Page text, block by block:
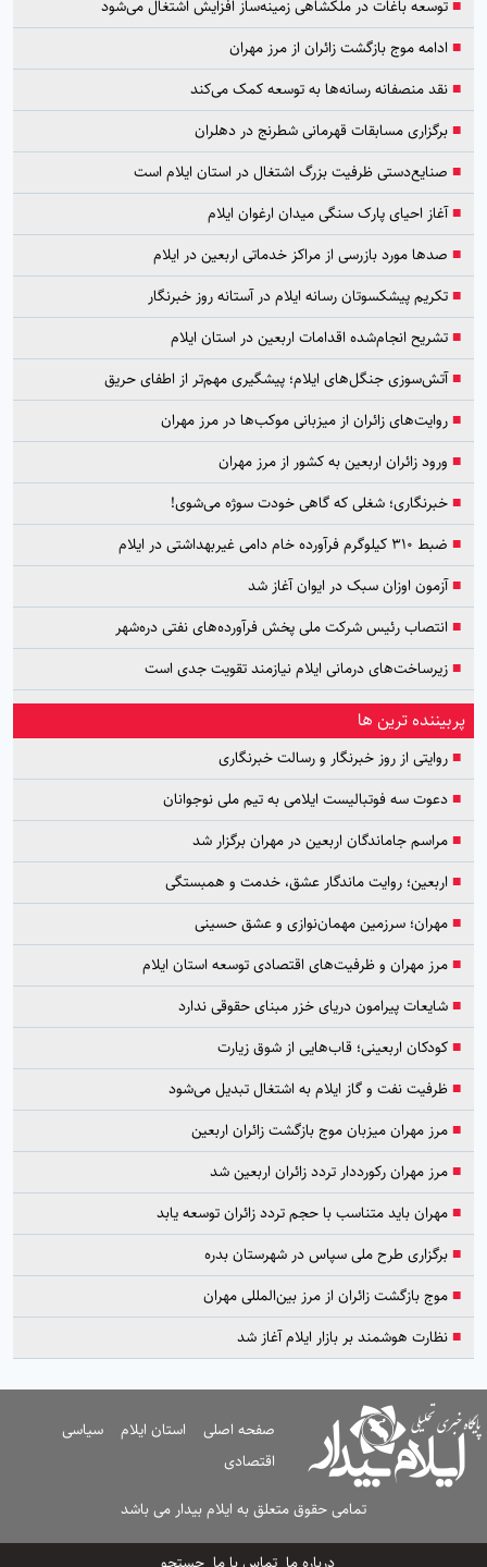
■توسعه باغات در ملکشاهی زمینه‌ساز افزایش اشتغال می‌شود
■ ادامه موج بازگشت زائران از مرز مهران
■نقد منصفانه رسانه‌ها به توسعه کمک می‌کند
■برگزاری مسابقات قهرمانی شطرنج در دهلران
■ صنایع‌دستی ظرفیت بزرگ اشتغال در استان ایلام است
■آغاز احیای پارک سنگی میدان ارغوان ایلام
■ صدها مورد بازرسی از مراکز خدماتی اربعین در ایلام
■تکریم پیشکسوتان رسانه ایلام در آستانه روز خبرنگار
■تشریح انجام‌شده اقدامات اربعین در استان ایلام
■آتش‌سوزی جنگل‌های ایلام؛ پیشگیری مهم‌تر از اطفای حریق
■روایت‌های زائران از میزبانی موکب‌ها در مرز مهران
■ ورود زائران اربعین به کشور از مرز مهران
■خبرنگاری؛ شغلی که گاهی خودت سوژه می‌شوی!
■ ضبط ۳۱۰ کیلوگرم فرآورده خام دامی غیربهداشتی در ایلام
■آزمون اوزان سبک در ایوان آغاز شد
■ انتصاب رئیس شرکت ملی پخش فرآورده‌های نفتی دره‌شهر
■زیرساخت‌های درمانی ایلام نیازمند تقویت جدی است
پربیننده ترین ها
■روایتی از روز خبرنگار و رسالت خبرنگاری
■دعوت سه فوتبالیست ایلامی به تیم ملی نوجوانان
■مراسم جاماندگان اربعین در مهران برگزار شد
■ اربعین؛ روایت ماندگار عشق، خدمت و همبستگی
■مهران؛ سرزمین مهمان‌نوازی و عشق حسینی
■مرز مهران و ظرفیت‌های اقتصادی توسعه استان ایلام
■شایعات پیرامون دریای خزر مبنای حقوقی ندارد
■کودکان اربعینی؛ قاب‌هایی از شوق زیارت
■ظرفیت نفت و گاز ایلام به اشتغال تبدیل می‌شود
■مرز مهران میزبان موج بازگشت زائران اربعین
■مرز مهران رکورددار تردد زائران اربعین شد
■مهران باید متناسب با حجم تردد زائران توسعه یابد
■برگزاری طرح ملی سپاس در شهرستان بدره
■موج بازگشت زائران از مرز بین‌المللی مهران
■نظارت هوشمند بر بازار ایلام آغاز شد
صفحه اصلی استان ایلام
سیاسی
اقتصادی
تمامی حقوق متعلق به ایلام بیدار می باشد